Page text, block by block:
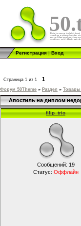
Регистрация|Вход
Страница 1 из 1 1
Форум 50Theme » Раздел » Товары
Апостиль на диплом
filip_trio
Сообщений: 19
Статус: Оффлайн